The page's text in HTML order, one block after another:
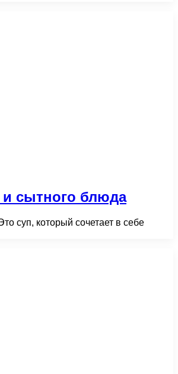
и сытного блюда
суп, который сочетает в себе